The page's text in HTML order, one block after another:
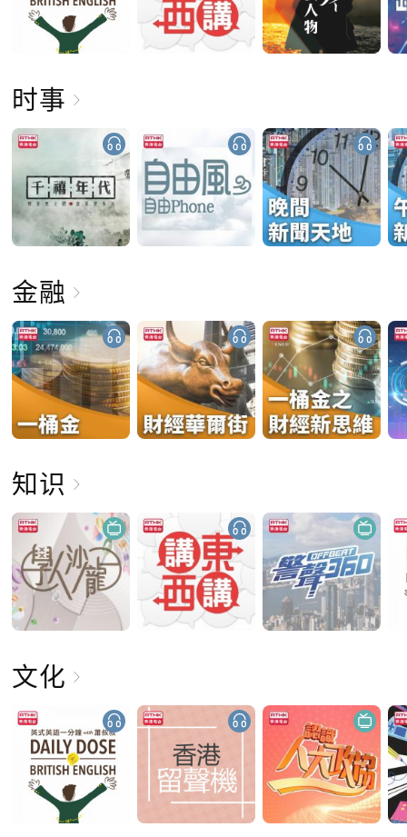
时事
金融
知识
文化